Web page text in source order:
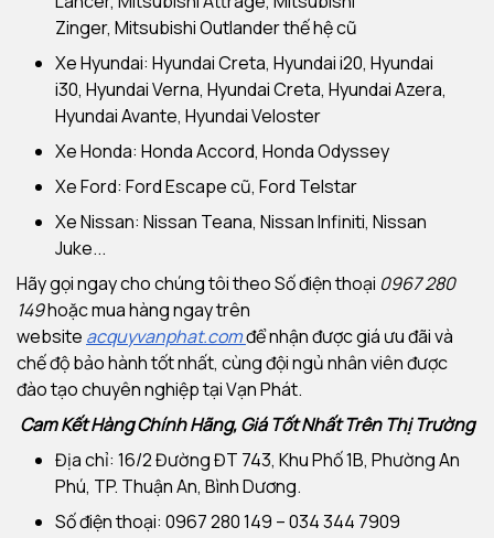
Zinger, Mitsubishi Outlander thế hệ cũ
Xe Hyundai: Hyundai Creta, Hyundai i20, Hyundai
i30, Hyundai Verna, Hyundai Creta, Hyundai Azera,
Hyundai Avante, Hyundai Veloster
Xe Honda: Honda Accord, Honda Odyssey
Xe Ford: Ford Escape cũ, Ford Telstar
Xe Nissan: Nissan Teana, Nissan Infiniti, Nissan
Juke...
Hãy gọi ngay cho chúng tôi theo Số điện thoại 0967 280
149hoặc mua hàng ngay trên
website acquyvanphat.comđể nhận được giá ưu đãi và
chế độ bảo hành tốt nhất, cùng đội ngủ nhân viên được
đào tạo chuyên nghiệp tại Vạn Phát.
Cam Kết Hàng Chính Hãng, Giá Tốt Nhất Trên Thị Trường
Địa chỉ: 16/2 Đường ĐT 743, Khu Phố 1B, Phường An
Phú, TP. Thuận An, Bình Dương.
Số điện thoại: 0967 280 149 – 034 344 7909